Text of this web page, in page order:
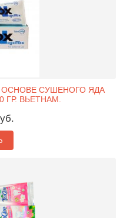
ОСНОВЕ СУШЕНОГО ЯДА
ГР. ВЬЕТНАМ.